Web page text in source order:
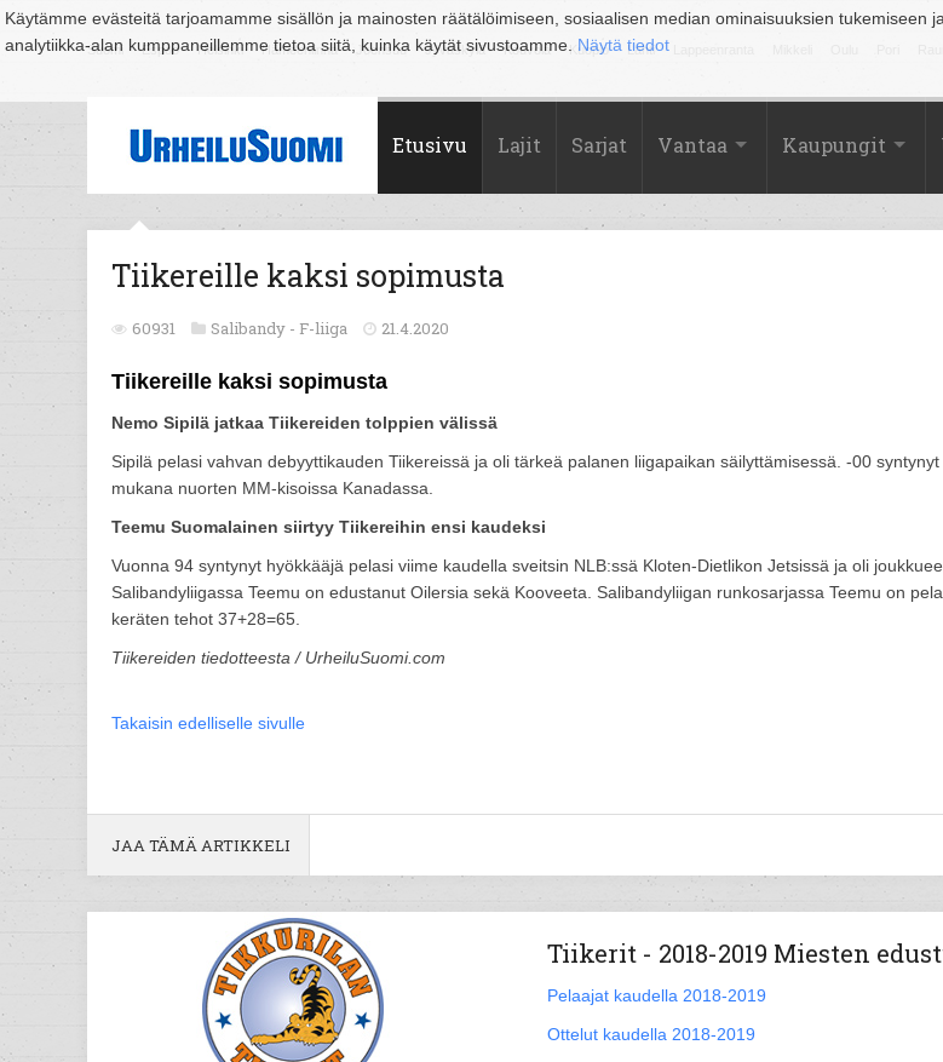
Käytämme evästeitä tarjoamamme sisällön ja mainosten räätälöimiseen, sosiaalisen median ominaisuuksien
analytiikka-alan kumppaneillemme tietoa siitä, kuinka käytät sivustoamme. Näytä tiedot
Suomi Espoo Helsinki Hämeenlinna Joensuu Jyväskylä Kouvola Kuopio Lahti
Etusivu Lajit Sarjat Vantaa Kaupungit
Tiikereille kaksi sopimusta
60931 Salibandy - F-liiga 21.4.2020
Tiikereille kaksi sopimusta
Nemo Sipilä jatkaa Tiikereiden tolppien välissä
Sipilä pelasi vahvan debyyttikauden Tiikereissä ja oli tärkeä palanen liigapaikan säilyttämisessä. -00
mukana nuorten MM-kisoissa Kanadassa.
Teemu Suomalainen siirtyy Tiikereihin ensi kaudeksi
Vuonna 94 syntynyt hyökkääjä pelasi viime kaudella sveitsin NLB:ssä Kloten-Dietlikon Jetsissä ja oli
Salibandyliigassa Teemu on edustanut Oilersia sekä Kooveeta. Salibandyliigan runkosarjassa Teemu on
keräten tehot 37+28=65.
Tiikereiden tiedotteesta / UrheiluSuomi.com
Takaisin edelliselle sivulle
JAA TÄMÄ ARTIKKELI
Tiikerit - 2018-2019 Miesten
Pelaajat kaudella 2018-2019
Ottelut kaudella 2018-2019